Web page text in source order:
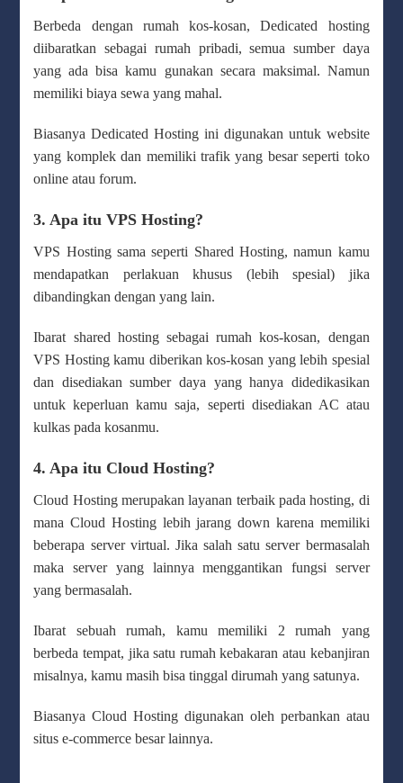
Berbeda dengan rumah kos-kosan, Dedicated hosting
diibaratkan sebagai rumah pribadi, semua sumber daya
yang ada bisa kamu gunakan secara maksimal. Namun
memiliki biaya sewa yang mahal.
Biasanya Dedicated Hosting ini digunakan untuk website
yang komplek dan memiliki trafik yang besar seperti toko
online atau forum.
3. Apa itu VPS Hosting?
VPS Hosting sama seperti Shared Hosting, namun kamu
mendapatkan perlakuan khusus (lebih spesial) jika
dibandingkan dengan yang lain.
Ibarat shared hosting sebagai rumah kos-kosan, dengan
VPS Hosting kamu diberikan kos-kosan yang lebih spesial
dan disediakan sumber daya yang hanya didedikasikan
untuk keperluan kamu saja, seperti disediakan AC atau
kulkas pada kosanmu.
4. Apa itu Cloud Hosting?
Cloud Hosting merupakan layanan terbaik pada hosting, di
mana Cloud Hosting lebih jarang down karena memiliki
beberapa server virtual. Jika salah satu server bermasalah
maka server yang lainnya menggantikan fungsi server
yang bermasalah.
Ibarat sebuah rumah, kamu memiliki 2 rumah yang
berbeda tempat, jika satu rumah kebakaran atau kebanjiran
misalnya, kamu masih bisa tinggal dirumah yang satunya.
Biasanya Cloud Hosting digunakan oleh perbankan atau
situs e-commerce besar lainnya.